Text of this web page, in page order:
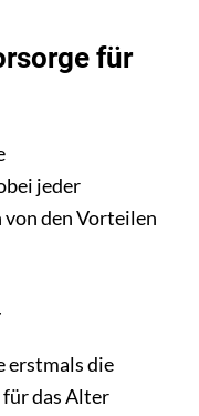
für
jeder
den Vorteilen
erstmals die
das Alter